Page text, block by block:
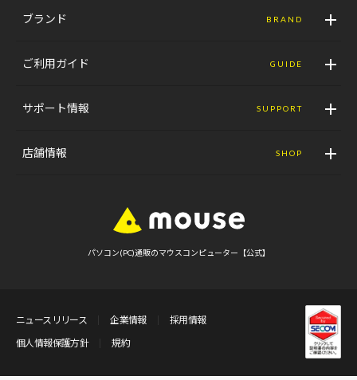
ブランド BRAND
ご利用ガイド GUIDE
サポート情報 SUPPORT
店舗情報 SHOP
パソコン(PC)通販のマウスコンピューター【公式】
ニュースリリース 企業情報
採用情報
個人情報保護方針
規約